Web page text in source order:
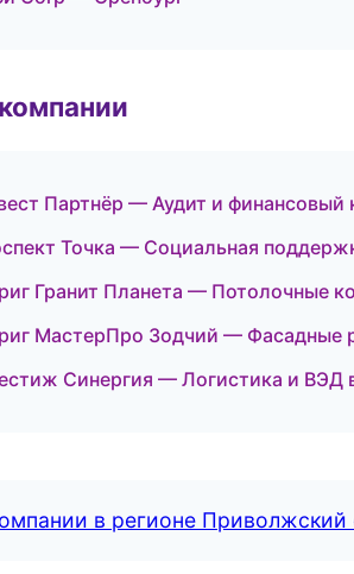
Партнёр — Аудит и финансовый
Точка — Социальная
Гранит Планета — Потолочные
МастерПро Зодчий — Фасадные
Синергия — Логистика и ВЭД
в регионе Приволжский